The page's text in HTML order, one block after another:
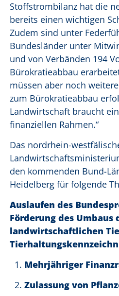
Stoffstrombilanz hat die
bereits einen wichtigen
Zudem sind unter
Bundesländer unter
und von Verbänden 194
Bürokratieabbau
müssen aber noch
zum Bürokratieabbau
Landwirtschaft braucht
finanziellen Rahmen.“
Das nordrhein-
den kommenden Bund-
Heidelberg für folgende
Auslaufen des
Förderung des Umbaus
landwirtschaftlichen
Mehrjähriger
Zulassung von